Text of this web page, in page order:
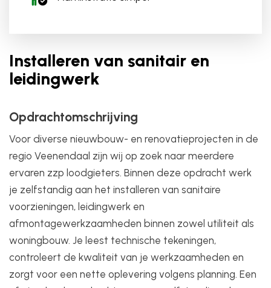
Installeren van sanitair en
leidingwerk
Opdrachtomschrijving
Voor diverse nieuwbouw- en renovatieprojecten in de
regio Veenendaal zijn wij op zoek naar meerdere
ervaren zzp loodgieters. Binnen deze opdracht werk
je zelfstandig aan het installeren van sanitaire
voorzieningen, leidingwerk en
afmontagewerkzaamheden binnen zowel utiliteit als
woningbouw. Je leest technische tekeningen,
controleert de kwaliteit van je werkzaamheden en
zorgt voor een nette oplevering volgens planning. Een